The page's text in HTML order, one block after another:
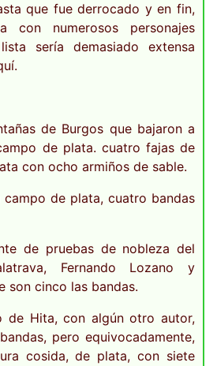
que fue derrocado y en fin,
con numerosos personajes
sería demasiado extensa
de Burgos que bajaron a
de plata. cuatro fajas de
con ocho armiños de sable.
campo de plata, cuatro bandas
de pruebas de nobleza del
Fernando Lozano y
son cinco las bandas.
de Hita, con algún otro autor,
pero equivocadamente,
cosida, de plata, con siete